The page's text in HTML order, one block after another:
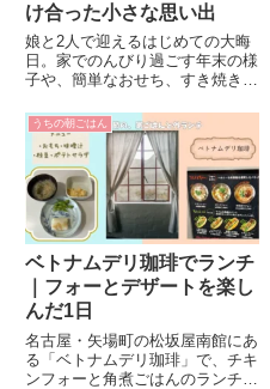
け合った小さな思い出
娘と2人で迎えるはじめての大晦
日。家でのんびり過ごす年末の様
子や、簡単なおせち、すき焼き、
て綴った日記ブログです。
うちの朝ごはん
ベトナムデリ珈琲でランチ
｜フォーとデザートを楽し
んだ1日
名古屋・矢場町の松坂屋南館にあ
る「ベトナムデリ珈琲」で、チキ
ンフォーと角煮ごはんのランチを